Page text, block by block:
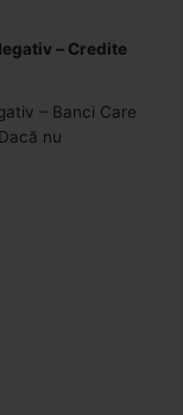
– Credite
– Banci Care
nu